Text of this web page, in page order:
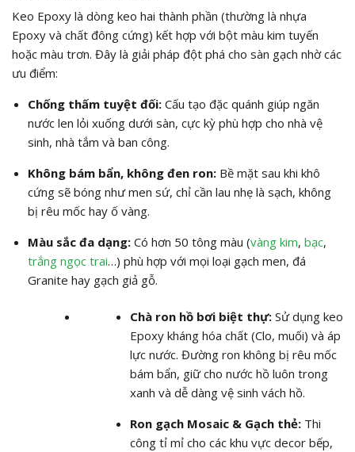
Keo Epoxy là dòng keo hai thành phần (thường là nhựa
Epoxy và chất đông cứng) kết hợp với bột màu kim tuyến
hoặc màu trơn. Đây là giải pháp đột phá cho sàn gạch nhờ các
ưu điểm:
Chống thấm tuyệt đối:Cấu tạo đặc quánh giúp ngăn
nước len lỏi xuống dưới sàn, cực kỳ phù hợp cho nhà vệ
sinh, nhà tắm và ban công.
Không bám bẩn, không đen ron:Bề mặt sau khi khô
cứng sẽ bóng như men sứ, chỉ cần lau nhẹ là sạch, không
bị rêu mốc hay ố vàng.
Màu sắc đa dạng:Có hơn 50 tông màu (vàng kim, bạc,
trắng ngọc trai…) phù hợp với mọi loại gạch men, đá
Granite hay gạch giả gỗ.
Chà ron hồ bơi biệt thự:Sử dụng keo
Epoxy kháng hóa chất (Clo, muối) và áp
lực nước. Đường ron không bị rêu mốc
bám bẩn, giữ cho nước hồ luôn trong
xanh và dễ dàng vệ sinh vách hồ.
Ron gạch Mosaic & Gạch thẻ:Thi
công tỉ mỉ cho các khu vực decor bếp,